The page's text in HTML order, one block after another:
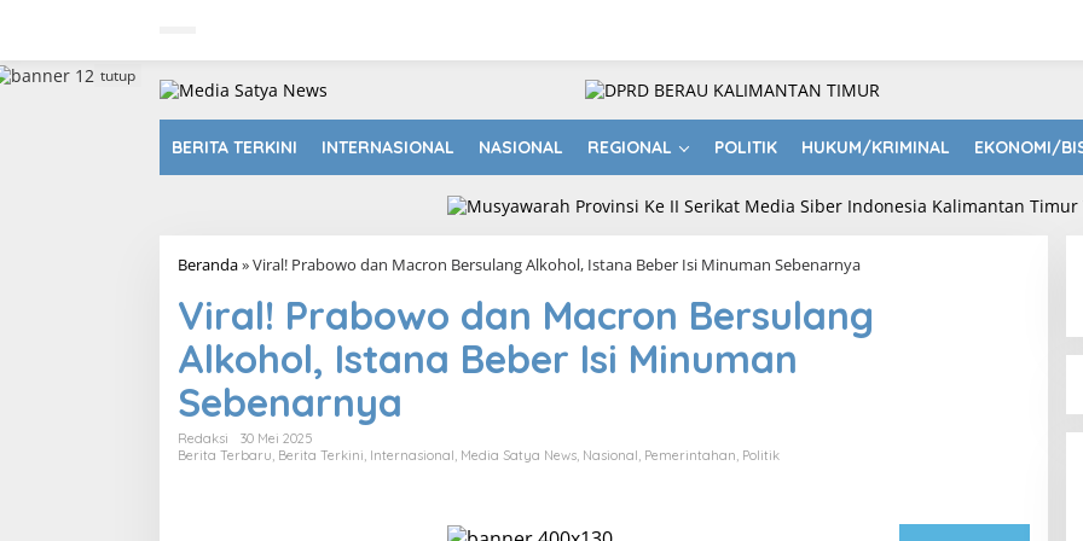
a
BERITA TERKINI INTERNASIONAL NASIONAL REGIONAL POLITIK HUKUM/KRIMINAL EKONOMI/
tutup
Beranda»Viral! Prabowo dan Macron Bersulang Alkohol, Istana Beber Isi Minuman Sebenarnya
Viral! Prabowo dan Macron Bersulang
Alkohol, Istana Beber Isi Minuman
Sebenarnya
Redaksi
30 Mei 2025
Berita Terbaru Berita Terkini Internasional Media Satya News Nasional Pemerintahan Politik